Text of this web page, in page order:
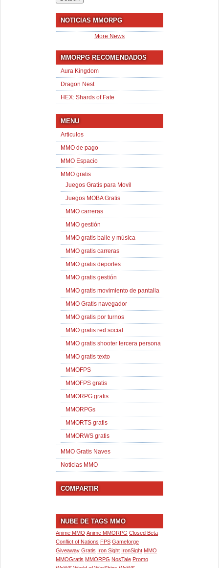
NOTICIAS MMORPG
More News
MMORPG RECOMENDADOS
Aura Kingdom
Dragon Nest
HEX: Shards of Fate
MENU
Articulos
MMO de pago
MMO Espacio
MMO gratis
Juegos Gratis para Movil
Juegos MOBA Gratis
MMO carreras
MMO gestión
MMO gratis baile y música
MMO gratis carreras
MMO gratis deportes
MMO gratis gestión
MMO gratis movimiento de pantalla
MMO Gratis navegador
MMO gratis por turnos
MMO gratis red social
MMO gratis shooter tercera persona
MMO gratis texto
MMOFPS
MMOFPS gratis
MMORPG gratis
MMORPGs
MMORTS gratis
MMORWS gratis
MMO Gratis Naves
Noticias MMO
COMPARTIR
NUBE DE TAGS MMO
Anime MMO Anime MMORPG Closed Beta
Conflict of Nations FPS Gameforge
Giveaway Gratis Iron Sight IronSight MMO
MMOGratis MMORPG NosTale Promo